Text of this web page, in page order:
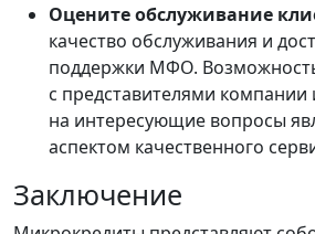
Оцените обслуживание
качество обслуживания и
поддержки МФО.
с представителями компании
на интересующие вопросы
аспектом качественного
Заключение